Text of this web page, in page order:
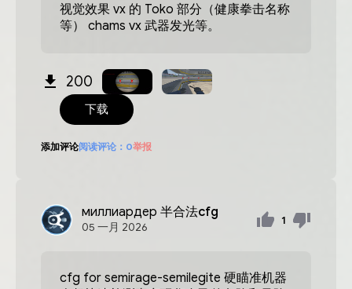
视觉效果 vx 的 Toko 部分（健康拳击名称
等） chams vx 武器发光等。
200
下载
添加评论阅读评论： 0举报
миллиардер 半合法cfg
05 一月 2026
1
cfg for semirage-semilegite 硬瞄准机器